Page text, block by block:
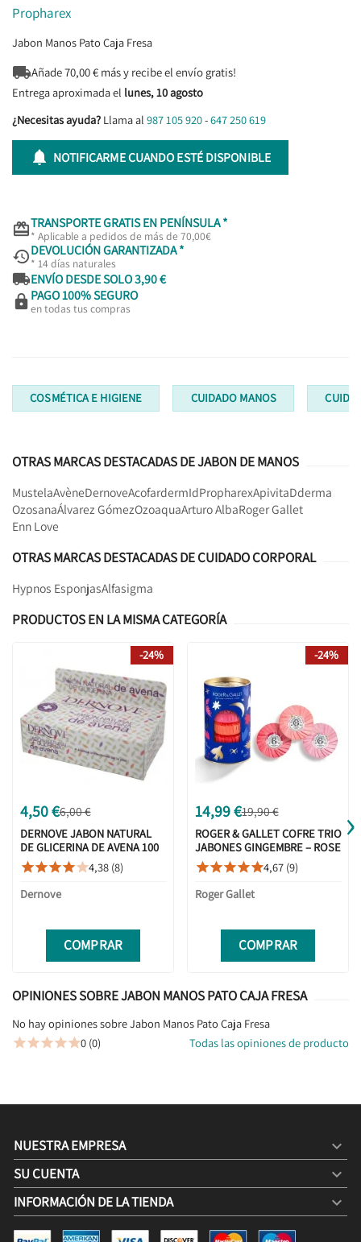
Propharex
Jabon Manos Pato Caja Fresa
JABON MANOS PATO CAJA FRESA
Añade70,00€ más y recibe el envío gratis!
Entrega aproximada el lunes, 10 agosto
¿Necesitas ayuda? Llama al 987 105 920-647 250 619
 NOTIFICARME CUANDO ESTÉ DISPONIBLE
TRANSPORTE GRATIS EN PENÍNSULA *
* Aplicable a pedidos de más de 70,00€
DEVOLUCIÓN GARANTIZADA *
* 14 días naturales
ENVÍO DESDE SOLO 3,90 €
 PAGO 100% SEGURO
en todas tus compras
COSMÉTICA E HIGIENE CUIDADO MANOS
OTRAS MARCAS DESTACADAS DE JABON DE MANOS
MustelaAvèneDernoveAcofardermIdPropharexApivitaDderma
OzosanaÁlvarez GómezOzoaquaArturo AlbaRoger Gallet
Enn Love
OTRAS MARCAS DESTACADAS DE CUIDADO CORPORAL
Hypnos EsponjasAlfasigma
PRODUCTOS EN LA MISMA CATEGORÍA
4,50 €6,00 €
DERNOVE JABON NATURAL
DE GLICERINA DE AVENA 100
G
4,38 (8)
Dernove
COMPRAR
-24%
14,99 €19,90 €
ROGER & GALLET COFRE TRIO
JABONES GINGEMBRE – ROSE
– FLEUR DE FIGUIER
4,67 (9)
Roger Gallet
COMPRAR
-24%
›
OPINIONES SOBRE JABON MANOS PATO CAJA FRESA
No hay opiniones sobre Jabon Manos Pato Caja Fresa
0 (0) Todas las opiniones de producto
NUESTRA EMPRESA 
SU CUENTA 
INFORMACIÓN DE LA TIENDA keyboard_arrow_down